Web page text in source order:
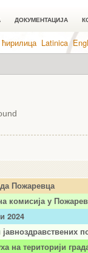
ДОКУМЕНТАЦИЈА
ћирилица Latinica
Пожаревца
комисија у
2024
на територији